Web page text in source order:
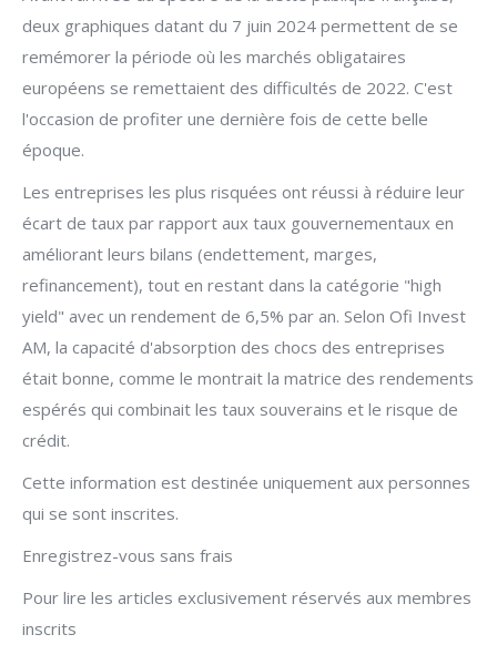
deux graphiques datant du 7 juin 2024 permettent de se
remémorer la période où les marchés obligataires
européens se remettaient des difficultés de 2022. C'est
l'occasion de profiter une dernière fois de cette belle
époque.
Les entreprises les plus risquées ont réussi à réduire leur
écart de taux par rapport aux taux gouvernementaux en
améliorant leurs bilans (endettement, marges,
refinancement), tout en restant dans la catégorie "high
yield" avec un rendement de 6,5% par an. Selon Ofi Invest
AM, la capacité d'absorption des chocs des entreprises
était bonne, comme le montrait la matrice des rendements
espérés qui combinait les taux souverains et le risque de
crédit.
Cette information est destinée uniquement aux personnes
qui se sont inscrites.
Enregistrez-vous sans frais
Pour lire les articles exclusivement réservés aux membres
inscrits